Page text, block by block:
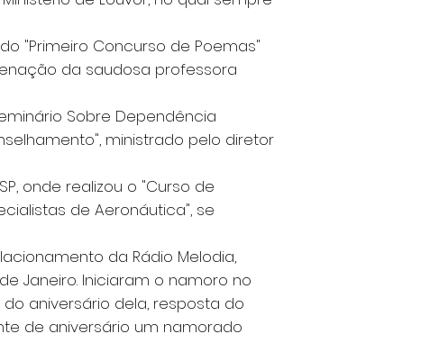
"Primeiro Concurso de Poemas"
da saudosa professora
Sobre Dependência
ministrado pelo diretor
onde realizou o "Curso de
de Aeronáutica", se
da Rádio Melodia,
Janeiro. Iniciaram o namoro no
aniversário dela, resposta do
de aniversário um namorado